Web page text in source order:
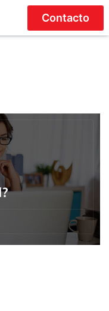
Contacto